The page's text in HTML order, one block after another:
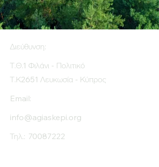
Διεύθυνση:
Τ.Θ.1 Φιλάνι - Πολιτικό
Τ.Κ2651 Λευκωσία - Κύπρος
Email:
info@agiaskepi.org
Τηλ.: 70087222